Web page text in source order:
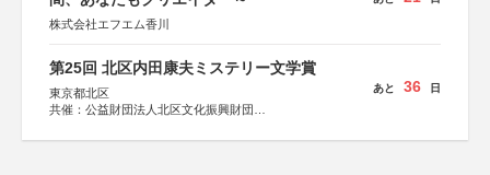
株式会社エフエム香川
第25回 北区内田康夫ミステリー文学賞
東京都北区
共催：公益財団法人北区文化振興財団
協賛：株式会社実業之日本社
あと 36 日